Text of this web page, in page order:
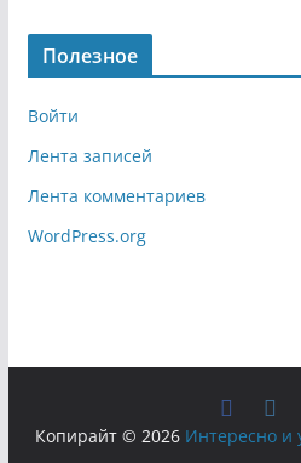
Полезное
Войти
Лента записей
Лента комментариев
WordPress.org
Копирайт © 2026 Интересно и